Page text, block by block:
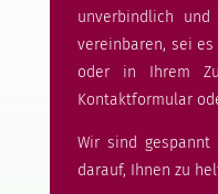
unverbindlich
vereinbaren, sei
oder in Ihrem
Kontaktformular
Wir sind
darauf, Ihnen zu